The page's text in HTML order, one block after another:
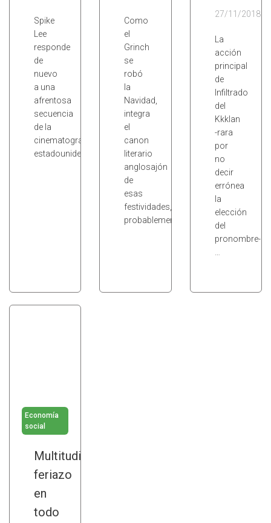
Spike
Lee
responde
de
nuevo
a una
afrentosa
secuencia
de la
cinematografía
estadounidense.
Como
el
Grinch
se
robó
la
Navidad,
integra
el
canon
literario
anglosajón
de
esas
festividades,
probablemente…
27/11/2018
La
acción
principal
de
Infiltrado
del
Kkklan
-rara
por
no
decir
errónea
la
elección
del
pronombre-
Economía
social
Multitudinario
feriazo
en
todo